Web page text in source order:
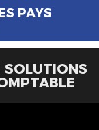
PAYS
SOLUTIONS